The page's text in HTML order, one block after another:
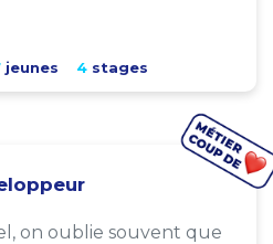
jeunes 4stages
on oublie souvent que